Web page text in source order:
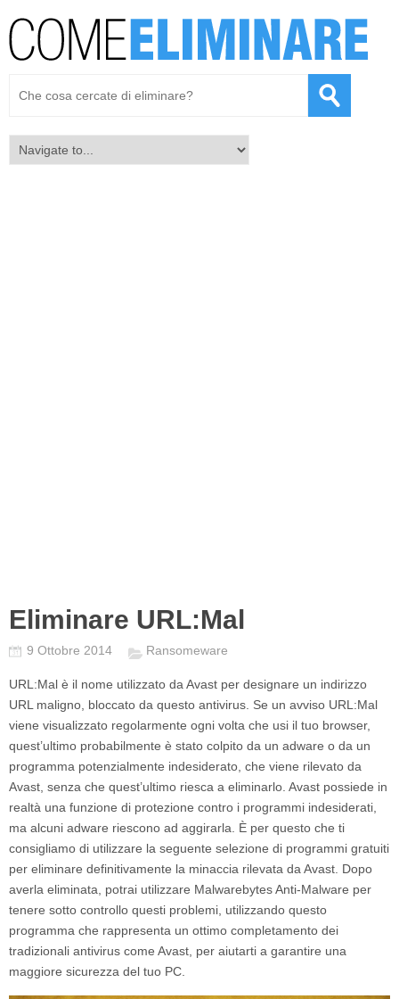
Eliminare URL:Mal
9 Ottobre 2014 Ransomeware
URL:Mal è il nome utilizzato da Avast per designare un indirizzo
URL maligno, bloccato da questo antivirus. Se un avviso URL:Mal
viene visualizzato regolarmente ogni volta che usi il tuo browser,
quest’ultimo probabilmente è stato colpito da un adware o da un
programma potenzialmente indesiderato, che viene rilevato da
Avast, senza che quest’ultimo riesca a eliminarlo. Avast possiede in
realtà una funzione di protezione contro i programmi indesiderati,
ma alcuni adware riescono ad aggirarla. È per questo che ti
consigliamo di utilizzare la seguente selezione di programmi gratuiti
per eliminare definitivamente la minaccia rilevata da Avast. Dopo
averla eliminata, potrai utilizzare Malwarebytes Anti-Malware per
tenere sotto controllo questi problemi, utilizzando questo
programma che rappresenta un ottimo completamento dei
tradizionali antivirus come Avast, per aiutarti a garantire una
maggiore sicurezza del tuo PC.